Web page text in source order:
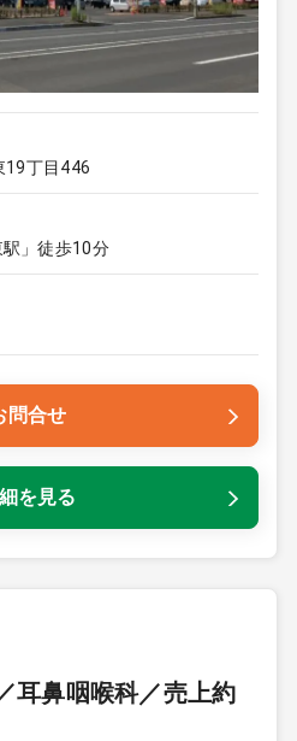
19丁目446
」徒歩10分
問合せ
を見る
耳鼻咽喉科／売上約